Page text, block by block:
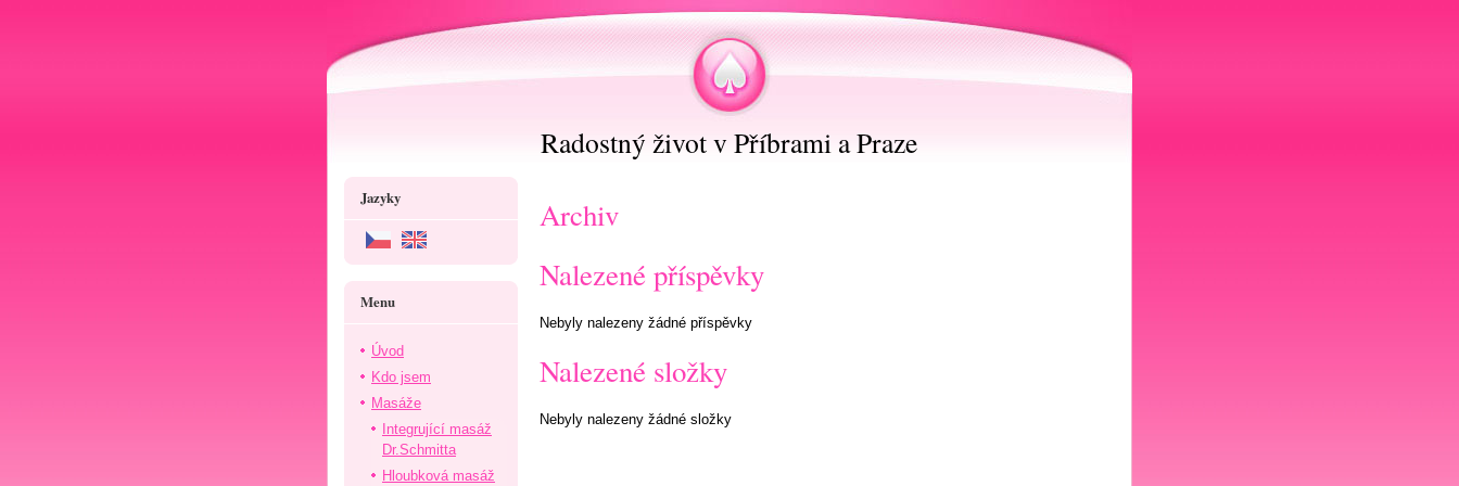
Radostný život v Příbrami a Praze
Archiv
Nalezené příspěvky
Nebyly nalezeny žádné příspěvky
Nalezené složky
Nebyly nalezeny žádné složky
Jazyky
Menu
Úvod
Kdo jsem
Masáže
Integrující masáž
Dr.Schmitta
Hloubková masáž